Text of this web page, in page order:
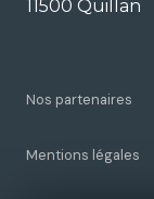
11500 Quillan
Nos partenaires
Mentions légales